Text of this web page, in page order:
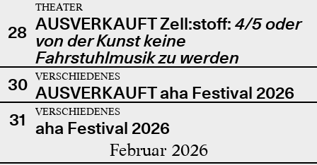
28
THEATER
AUSVERKAUFT Zell:stoff: 4/5 oder
von der Kunst keine
Fahrstuhlmusik zu werden
30
VERSCHIEDENES
AUSVERKAUFT aha Festival 2026
31
VERSCHIEDENES
aha Festival 2026
Februar 2026